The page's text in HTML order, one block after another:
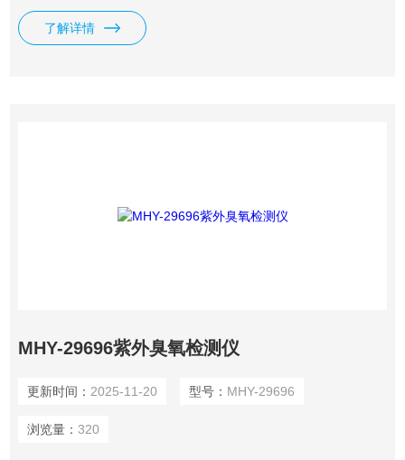
纺织印染、石油化工、水处理等领域的水质现场快速检测。
了解详情
MHY-29696紫外臭氧检测仪
更新时间： 2025-11-20 型号： MHY-29696
浏览量： 320